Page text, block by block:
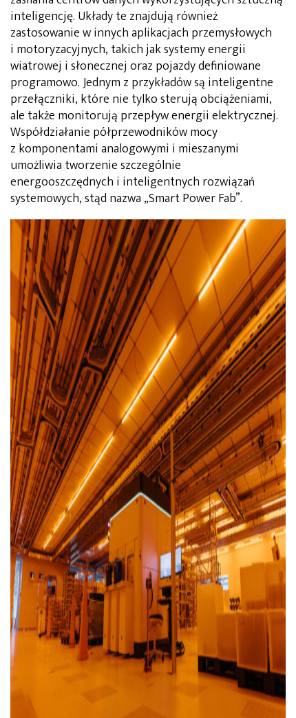
inteligencję. Układy te znajdują również
zastosowanie w innych aplikacjach przemysłowych
i motoryzacyjnych, takich jak systemy energii
wiatrowej i słonecznej oraz pojazdy definiowane
programowo. Jednym z przykładów są inteligentne
przełączniki, które nie tylko sterują obciążeniami,
ale także monitorują przepływ energii elektrycznej.
Współdziałanie półprzewodników mocy
z komponentami analogowymi i mieszanymi
umożliwia tworzenie szczególnie
energooszczędnych i inteligentnych rozwiązań
systemowych, stąd nazwa „Smart Power Fab”.